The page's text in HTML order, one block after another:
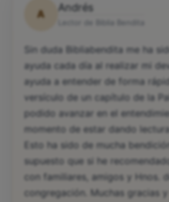
A
Andrés
Sin duda Bibliabendita me ha
ayuda cada día al realizar mi
ayuda a entender de forma
versículo de un capítulo de la
podido avanzar en el
momento de estar dando
Esto ha sido de mucha
supuesto que si he
con familiares, amigos y Hnos.
congregación. Muchas gracias